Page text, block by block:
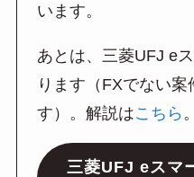
います。
あとは、三菱UFJ e
ります（FXでない
す）。解説はこちら 。
三菱UFJ eスマ